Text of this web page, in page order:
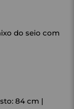
do seio com
84 cm |